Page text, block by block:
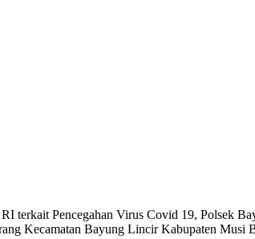
terkait Pencegahan Virus Covid 19, Polsek
Kecamatan Bayung Lincir Kabupaten Musi